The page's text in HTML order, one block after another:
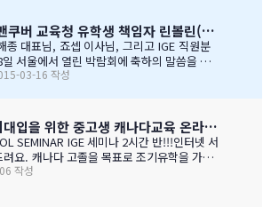
니다. IGE 직원들은 조직 기술과 정보의
앉아 학부모님들과 소통할 때 IGE 통역
적인 태도는 저에게 지속적으로 깊은 인
국인 가족들이 해외 유학지로 고려할 핵심
. 우리는 서울에 다른 유학원들과도 파트
이할 수 있었습니다. IGE 직원분들과 함
정을 통해 우리는 한국 사…
축하메세지 -노스밴쿠버 교육청 유학생 책임자 린볼린(Lynne Bolen) 편지
종 대표님, 죠셉 이사님, 그리고 IGE 직원분
서울에서 열린 박람회에 축하의 말씀을 전
를 개최하는 동안 많은 관심을 보여준 한국
육청들에게도 이와 같은 좋은 일이 있기를
때마다 통역관을 배치해 주신 것에 대해 감
주말 동안 세 명의 훌륭한 통역관과 일할 수
습니다. 세 분 모두 노스밴쿠버에 대해 자세
이나 캐나다에서 직접 겪은 해외경험들을 나
03-16 작성
한 중고생 캐나다교육 온라인 ZOOM 설명회 8월 27일(목)
나 2시간 반!!!인터넷 서
유학을 가지
대학!!! 20년간 캐나다 조기유학
작성